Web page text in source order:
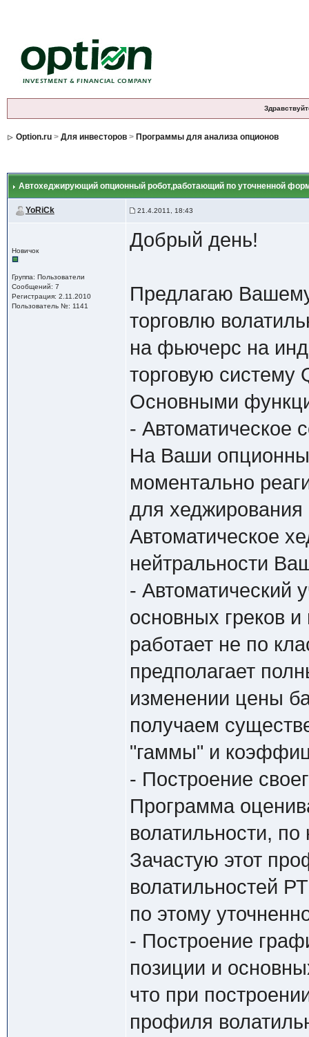
Option.ru> Для инвесторов> Программы для анализа опционов
Автохеджирующий опционный робот,работающий по уточненной
YoRiCk 21.4.2011, 18:43
Новичок
Группа: Пользователи
Сообщений: 7
Регистрация: 2.11.2010
Пользователь №: 1141
Добрый день!
Предлагаю
торговлю
на фьючерс на
торговую систему
Основными
- Автоматическое
На Ваши
моментально
для
Автоматическое
нейтральности
- Автоматический
основных греков
работает не по
предполагает
изменении цены
получаем
"гаммы" и
- Построение
Программа
волатильности,
Зачастую этот
волатильностей
по этому
- Построение
позиции и
что при
профиля